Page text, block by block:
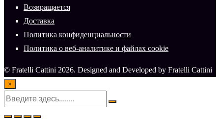
Возвращается
Доставка
Политика конфиденциальности
Политика о веб-аналитике и файлах cookie
© Fratelli Cattini 2026. Designed and Developed by Fratelli Cattini
×